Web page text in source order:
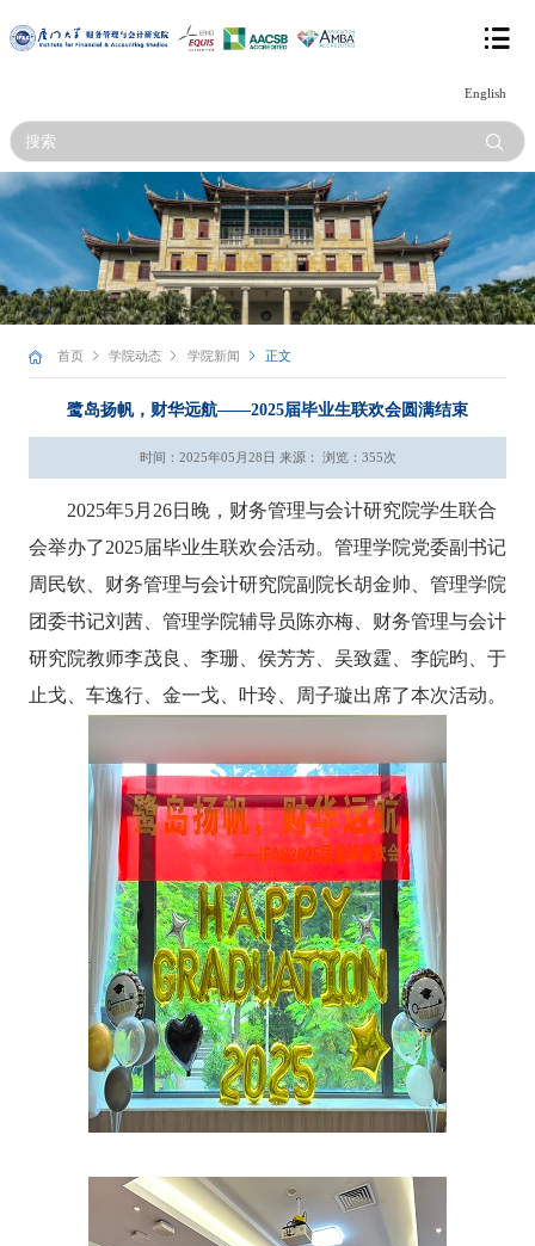
English
首页 学院动态 学院新闻 正文
鹭岛扬帆，财华远航——2025届毕业生联欢会圆满结束
时间：2025年05月28日 来源： 浏览： 355次
2025年5月 26日晚，财务管理与会计研究院学生联合
会举办了2025届毕业生联欢会活动。管理学院党委副书记
周民钦、财务管理与会计研究院副院长胡金帅、管理学院
团委书记刘茜、管理学院辅导员陈亦梅、财务管理与会计
研究院教师李茂良、李珊、侯芳芳、吴致霆、李皖昀、于
止戈、车逸行、金一戈、叶玲、周子璇出席了本次活动。